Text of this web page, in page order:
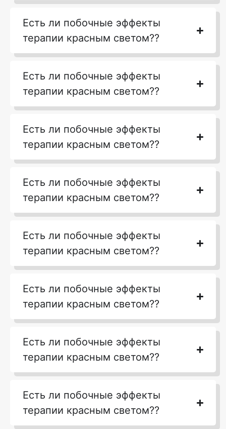
Есть ли побочные эффекты
терапии красным светом??
Есть ли побочные эффекты
терапии красным светом??
Есть ли побочные эффекты
терапии красным светом??
Есть ли побочные эффекты
терапии красным светом??
Есть ли побочные эффекты
терапии красным светом??
Есть ли побочные эффекты
терапии красным светом??
Есть ли побочные эффекты
терапии красным светом??
Есть ли побочные эффекты
терапии красным светом??